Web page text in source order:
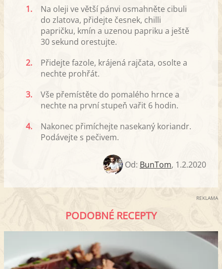
1.
Na oleji ve větší pánvi osmahněte cibuli
do zlatova, přidejte česnek, chilli
papričku, kmín a uzenou papriku a ještě
30 sekund orestujte.
2.
Přidejte fazole, krájená rajčata, osolte a
nechte prohřát.
3.
Vše přemístěte do pomalého hrnce a
nechte na první stupeň vařit 6 hodin.
4.
Nakonec přimíchejte nasekaný koriandr.
Podávejte s pečivem.
Od: BunTom, 1.2.2020
REKLAMA
PODOBNÉ RECEPTY